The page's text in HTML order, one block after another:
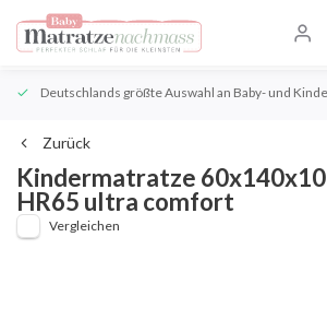
Deutschlands größte Auswahl an Baby- und
Zurück
Kindermatratze
HR65 ultra comfort
Vergleichen